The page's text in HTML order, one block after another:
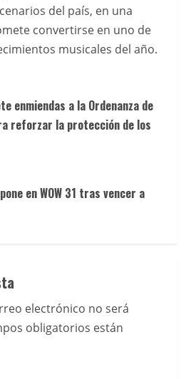
del país, en una
convertirse en uno de
musicales del año.
enmiendas a la Ordenanza de
reforzar la protección de los
en WOW 31 tras vencer a
electrónico no será
obligatorios están